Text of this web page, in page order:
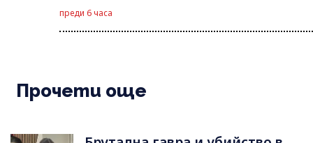
преди 6 часа
Прочети още